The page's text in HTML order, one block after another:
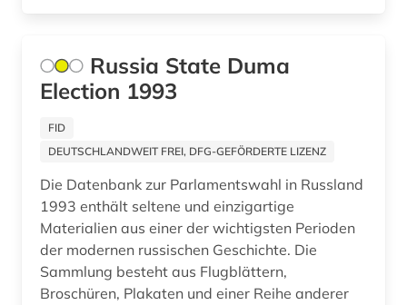
napoléon iii. (1)
nordische staaten (1)
online-publikation (3)
ostasien (2)
Russia State Duma
Election 1993
FID
DEUTSCHLANDWEIT FREI, DFG-GEFÖRDERTE LIZENZ
Die Datenbank zur Parlamentswahl in Russland
1993 enthält seltene und einzigartige
Materialien aus einer der wichtigsten Perioden
der modernen russischen Geschichte. Die
Sammlung besteht aus Flugblättern,
Broschüren, Plakaten und einer Reihe anderer